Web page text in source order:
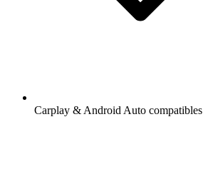
Carplay & Android Auto compatibles